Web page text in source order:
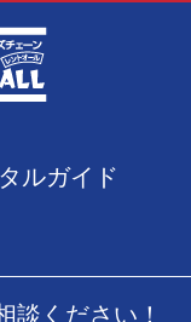
ルガイド
談ください！